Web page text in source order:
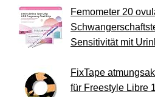
Femometer 20
Sensitivität mit
FixTape
für Freestyle Libre